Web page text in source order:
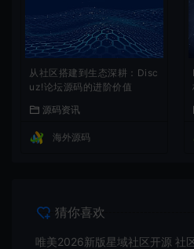
从社区搭建到生态深耕：Disc
uz!论坛源码的进阶价值
源码资讯
海外源码
猜你喜欢